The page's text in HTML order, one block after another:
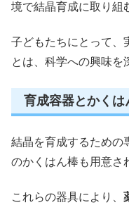
境で結晶育成に取り組
子どもたちにとって、
とは、科学への興味を
育成容器とかくは
結晶を育成するための
のかくはん棒も用意さ
これらの器具により、